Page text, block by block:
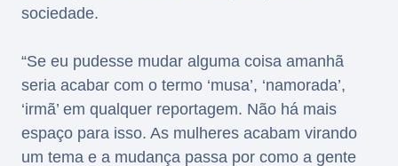
sociedade.
“Se eu pudesse mudar alguma coisa amanhã
seria acabar com o termo ‘musa’, ‘namorada’,
‘irmã’ em qualquer reportagem. Não há mais
espaço para isso. As mulheres acabam virando
um tema e a mudança passa por como a gente